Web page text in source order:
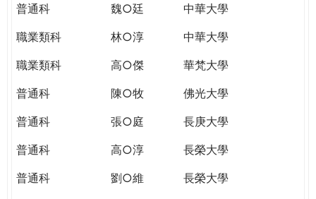
普通科
魏○廷
中華大學
職業類科
林○淳
中華大學
職業類科
高○傑
華梵大學
普通科
陳○牧
佛光大學
普通科
張○庭
長庚大學
普通科
高○淳
長榮大學
普通科
劉○維
長榮大學